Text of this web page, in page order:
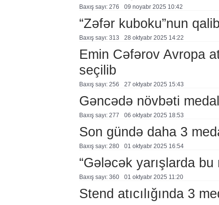
Baxış sayı: 276 09 noyabr 2025 10:42
“Zəfər kuboku”nun
Baxış sayı: 313 28 oktyabr 2025 14:22
Emin Cəfərov Avropa
seçilib
Baxış sayı: 256 27 oktyabr 2025 15:43
Gəncədə növbəti medal
Baxış sayı: 277 06 oktyabr 2025 18:53
Son gündə daha 3
Baxış sayı: 280 01 oktyabr 2025 16:54
“Gələcək yarışlarda
Baxış sayı: 360 01 oktyabr 2025 11:20
Stend atıcılığında 3